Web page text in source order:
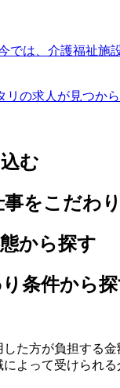
では、介護福祉
リの求人が見つか
む
をこだわ
から探す
条件から
た方が負担する
よって受けられ